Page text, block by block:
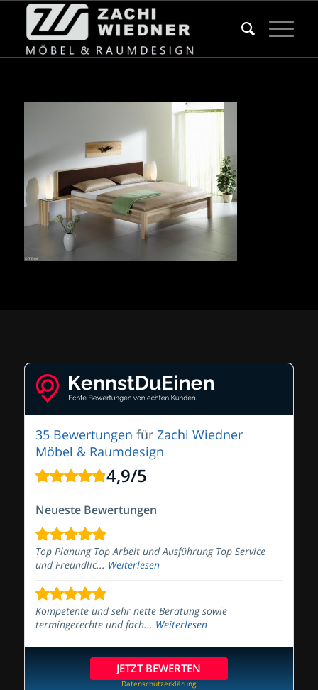
35 Bewertungen für Zachi Wiedner
Möbel & Raumdesign
4,9/5
Neueste Bewertungen
Top Planung Top Arbeit und Ausführung Top Service
und Freundlic... Weiterlesen
Kompetente und sehr nette Beratung sowie
termingerechte und fach... Weiterlesen
JETZT BEWERTEN
Datenschutzerklärung